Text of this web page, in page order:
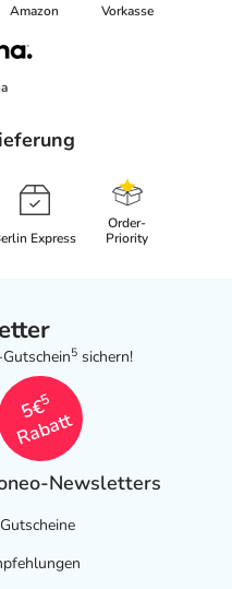
Amazon Vorkasse
Express
Order-
Priority
5 sichern!
5€
5
Rabatt
Newsletters